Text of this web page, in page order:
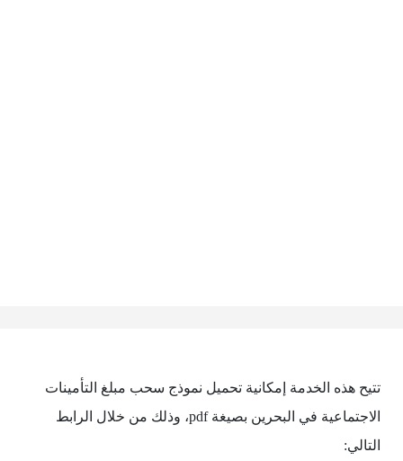
تتيح هذه الخدمة إمكانية تحميل نموذج سحب مبلغ التأمينات
الاجتماعية في البحرين بصيغة pdf، وذلك من خلال الرابط
التالي: